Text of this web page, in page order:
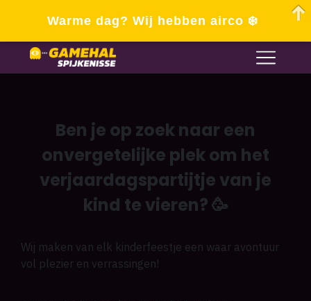
Ben je op zoek naar een
onvergetelijke plek om het
verjaardagspartijtje van je
kind te vieren?🥳
Wij maken van elk kinderfeestje een waar avontuur
vol plezier en verrassingen!
Warme dag? Wij hebben airco ❄️